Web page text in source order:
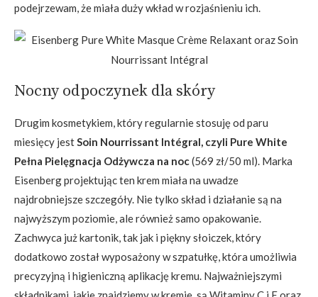
podejrzewam, że miała duży wkład w rozjaśnieniu ich.
Nocny odpoczynek dla skóry
Drugim kosmetykiem, który regularnie stosuję od paru
miesięcy jestSoin Nourrissant Intégral, czyli Pure White
Pełna Pielęgnacja Odżywcza na noc(569 zł/50 ml). Marka
Eisenberg projektując ten krem miała na uwadze
najdrobniejsze szczegóły. Nie tylko skład i działanie są na
najwyższym poziomie, ale również samo opakowanie.
Zachwyca już kartonik, tak jak i piękny słoiczek, który
dodatkowo został wyposażony w szpatułkę, która umożliwia
precyzyjną i higieniczną aplikację kremu. Najważniejszymi